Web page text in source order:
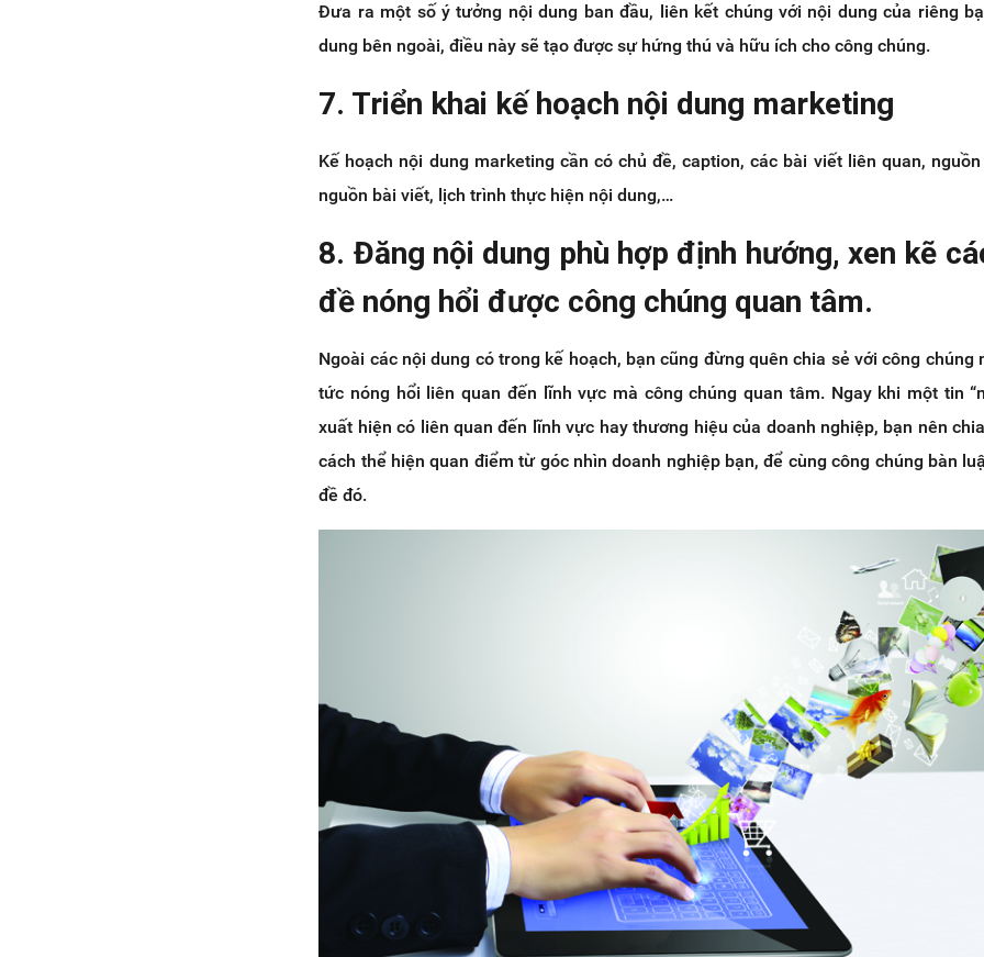
Đưa ra một số ý tưởng nội dung ban đầu, liên kết chúng với nội dung của riêng
dung bên ngoài, điều này sẽ tạo được sự hứng thú và hữu ích cho công chúng.
7. Triển khai kế hoạch nội dung marketing
Kế hoạch nội dung marketing cần có chủ đề, caption, các bài viết liên quan,
nguồn bài viết, lịch trình thực hiện nội dung,…
8. Đăng nội dung phù hợp định hướng, xen kẽ
đề nóng hổi được công chúng quan tâm.
Ngoài các nội dung có trong kế hoạch, bạn cũng đừng quên chia sẻ với công chúng
tức nóng hổi liên quan đến lĩnh vực mà công chúng quan tâm. Ngay khi một tin
xuất hiện có liên quan đến lĩnh vực hay thương hiệu của doanh nghiệp, bạn nên
cách thể hiện quan điểm từ góc nhìn doanh nghiệp bạn, để cùng công chúng bàn
đề đó.